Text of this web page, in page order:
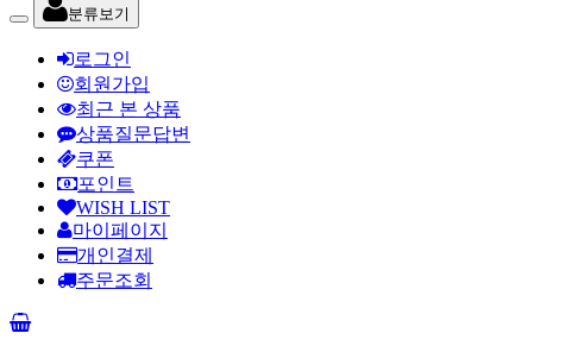
분류보기
로그인
회원가입
최근 본 상품
상품질문답변
쿠폰
포인트
WISH LIST
마이페이지
개인결제
주문조회